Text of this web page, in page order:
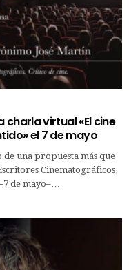
virtual «El cine
el 7 de mayo
de una propuesta más que
Cinematográficos,
de mayo–…